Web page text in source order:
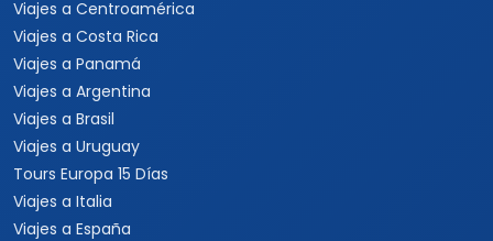
Viajes a Centroamérica
Viajes a Costa Rica
Viajes a Panamá
Viajes a Argentina
Viajes a Brasil
Viajes a Uruguay
Tours Europa 15 Días
Viajes a Italia
Viajes a España